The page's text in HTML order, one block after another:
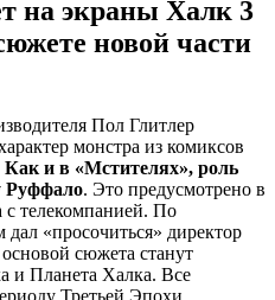
на экраны Халк 3
новой части
Пол Глитлер
монстра из комиксов
Как и в «Мстителях», роль
Руффало. Это предусмотрено в
с телекомпанией. По
«просочиться» директор
сюжета станут
и Планета Халка. Все
Третьей Эпохи